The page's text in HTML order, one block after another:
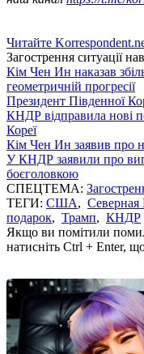
Читайте
Загострення ситуації
Кім Чен Ин наказав
геометричній прогресії
Президент Південної
КНДР відправила нові
Кореї
Кім Чен Ин заявив про
У КНДР заявили про
боєголовкою
СПЕЦТЕМА:
ТЕГИ: США, Северная
подарок, Трамп, КНДР
Якщо ви помітили
натисніть Ctrl + Enter,